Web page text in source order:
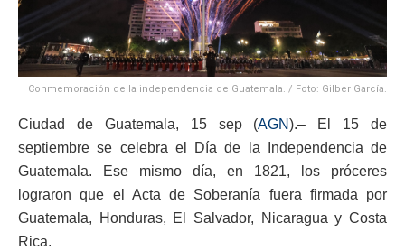
Conmemoración de la independencia de Guatemala. / Foto: Gilber García.
Ciudad de Guatemala, 15 sep (AGN).– El 15 de
septiembre se celebra el Día de la Independencia de
Guatemala. Ese mismo día, en 1821, los próceres
lograron que el Acta de Soberanía fuera firmada por
Guatemala, Honduras, El Salvador, Nicaragua y Costa
Rica.